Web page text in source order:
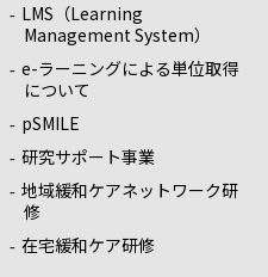
LMS（Learning
Management System）
e-ラーニングによる単位取得
について
pSMILE
研究サポート事業
地域緩和ケアネットワーク研
修
在宅緩和ケア研修